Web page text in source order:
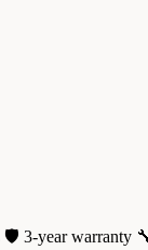
🛡️ 3-year warranty